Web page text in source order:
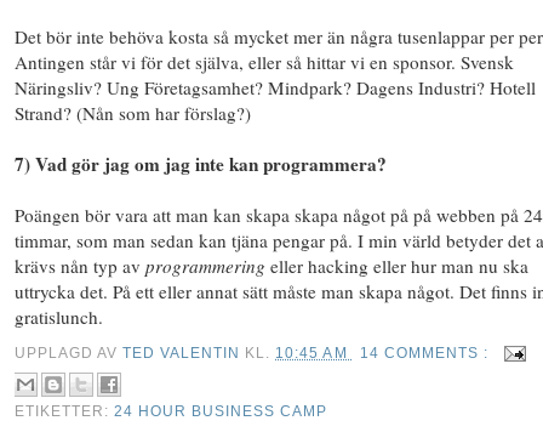
Det bör inte behöva kosta så mycket mer än några tusenlappar per
Antingen står vi för det själva, eller så hittar vi en sponsor. Svensk
Näringsliv? Ung Företagsamhet? Mindpark? Dagens Industri? Hotell
Strand? (Nån som har förslag?)
7) Vad gör jag om jag inte kan programmera?
Poängen bör vara att man kan skapa skapa något på på webben på 24
timmar, som man sedan kan tjäna pengar på. I min värld betyder det
krävs nån typ av programmering eller hacking eller hur man nu ska
uttrycka det. På ett eller annat sätt måste man skapa något. Det finns
gratislunch.
UPPLAGD AVTED VALENTIN KL. 10:45 AM 14 COMMENTS :
ETIKETTER:24 HOUR BUSINESS CAMP